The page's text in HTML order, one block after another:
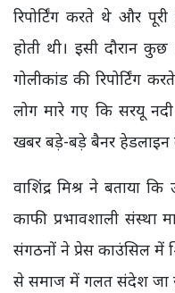
रिपोर्टिंग करते थे और
होती थी। इसी दौरान कुछ
गोलीकांड की रिपोर्टिंग
लोग मारे गए कि सरयू
खबर बड़े-बड़े बैनर हेडलाइन
वाशिंद्र मिश्र ने बताया
काफी प्रभावशाली संस्था
संगठनों ने प्रेस काउंसिल में
से समाज में गलत संदेश जा